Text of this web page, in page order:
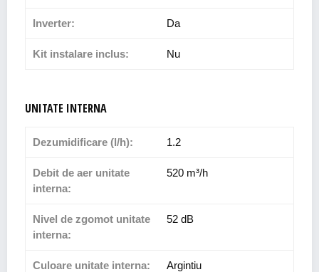
Inverter: Da
Kit instalare inclus: Nu
UNITATE INTERNA
Dezumidificare (l/h): 1.2
Debit de aer unitate
interna:
520 m³/h
Nivel de zgomot unitate
interna:
52 dB
Culoare unitate interna: Argintiu